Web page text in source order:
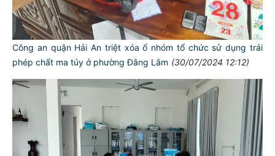
Công an quận Hải An triệt xóa ổ nhóm tổ chức sử dụng trái
phép chất ma túy ở phường Đằng Lâm (30/07/2024 12:12)